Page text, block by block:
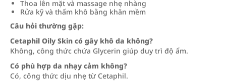
Thoa lên mặt và massage nhẹ nhàng
Rửa kỹ và thấm khô bằng khăn mềm
Câu hỏi thường gặp:
Cetaphil Oily Skin có gây khô da không?
Không, công thức chứa Glycerin giúp duy trì độ ẩm.
Có phù hợp da nhạy cảm không?
Có, công thức dịu nhẹ từ Cetaphil.